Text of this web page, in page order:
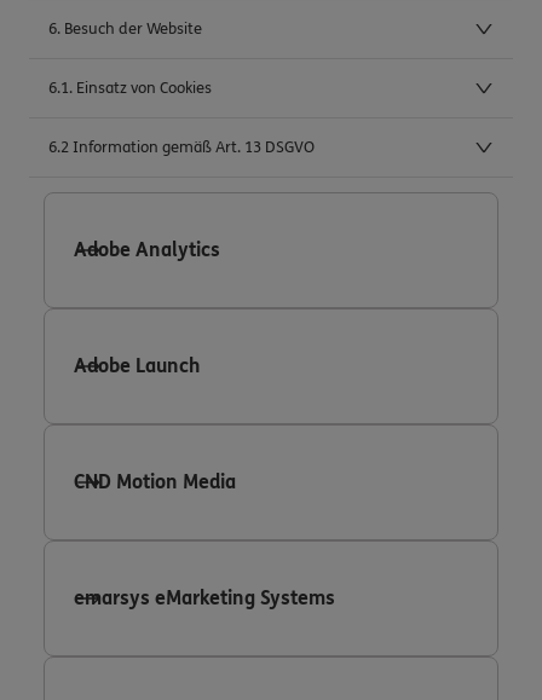
6. Besuch der Website
6.1. Einsatz von Cookies
6.2 Information gemäß Art. 13 DSGVO
Adobe Analytics
Adobe Launch
CND Motion Media
emarsys eMarketing Systems